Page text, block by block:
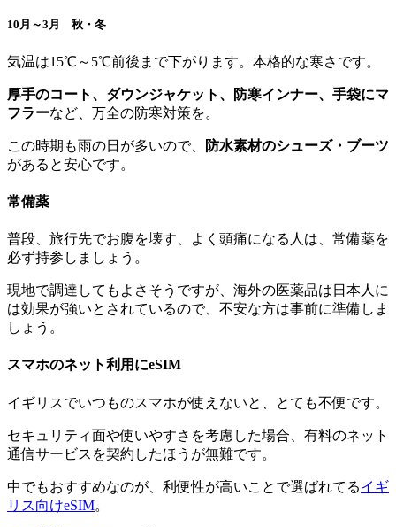
10月～3月 秋 ・ 冬
気温は15℃～5℃前後まで下がります。本格的な寒さです。
厚手のコート、ダウンジャケット、防寒インナー、手袋にマ
フラーなど、万全の防寒対策を。
この時期も雨の日が多いので、
防水素材のシューズ・ブーツ
があると安心です。
常備薬
普段、旅行先でお腹を壊す、よく頭痛になる人は、常備薬を
必ず持参しましょう。
現地で調達してもよさそうですが、海外の医薬品は日本人に
は効果が強いとされているので、不安な方は事前に準備しま
しょう。
スマホのネット利用にeSIM
イギリスでいつものスマホが使えないと、とても不便です。
セキュリティ面や使いやすさを考慮した場合、有料のネット
通信サービスを契約したほうが無難です。
中でもおすすめなのが、利便性が高いことで選ばれてるイギ
リス向けeSIM。